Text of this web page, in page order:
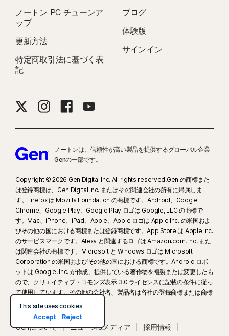
ノートン PC チューンア
ップ
更新方法
特定商取引法に基づく表
記
ブログ
体験版
サインイン
ノートンは、信頼性が高い製品を提供するグローバル企業
Genの一部です。
Copyright © 2026 Gen Digital Inc. All rights reserved.Gen の商標また
は登録商標は、Gen Digital Inc. またはその関連会社の所有に帰属しま
す。Firefox は Mozilla Foundation の商標です。Android、Google
Chrome、Google Play、Google Play ロゴは Google, LLC の商標で
す。Mac、iPhone、iPad、Apple、Apple ロゴは Apple Inc. の米国およ
びその他の国における商標または登録商標です。App Store は Apple Inc.
のサービスマークです。Alexa と関連するロゴは Amazon.com, Inc. また
は関連会社の商標です。Microsoft と Windows ロゴは Microsoft
Corporation の米国およびその他の国における商標です。Android ロボ
ットは Google, Inc. が作成、提供している著作物を複製または変更したも
ので、クリエイティブ・コモンズ表示 3.0 ライセンスに記載の条件に従っ
て使用しています。その他の会社名、製品名は各社の登録商標または商標
です。
Genについて ニュース&メディア 採用情報
This site uses cookies
Accept
Reject